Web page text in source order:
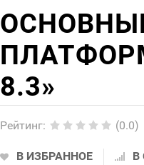
8.3»
Рейтинг: (0.0)
В ИЗБРАННОЕ В